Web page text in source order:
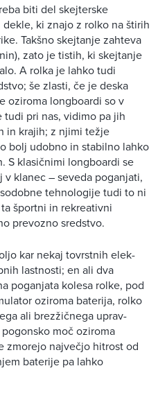
biti del skejterske
ki znajo z rolko na štirih
Takšno skejtanje zahteva
zato je tistih, ki skejtanje
A rolka je lahko tudi
še zlasti, če je deska
oziroma longboardi so v
pri nas, vidimo pa jih
in krajih; z njimi težje
bolj udobno in stabilno lahko
S klasičnimi longboardi se
v klanec – seveda poganjati,
tehnologije tudi to ni
športni in rekreativni
prevozno sredstvo.
kar nekaj tovrstnih elek-
lastnosti; en ali dva
poganjata kolesa rolke, pod
oziroma baterija, rolko
ali brezžičnega uprav-
moč oziroma
zmorejo največjo hitrost od
baterije pa lahko